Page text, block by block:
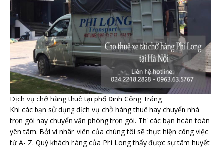
Dịch vụ chở hàng thuê tại phố Đinh Công Tráng
Khi các bạn sử dụng dịch vụ chở hàng thuê hay chuyển nhà
trọn gói hay chuyển văn phòng trọn gói. Thì các bạn hoàn toàn
yên tâm. Bởi vì nhân viên của chúng tôi sẽ thực hiện công việc
từ A- Z. Quý khách hàng của Phi Long thấy được sự tâm huyết